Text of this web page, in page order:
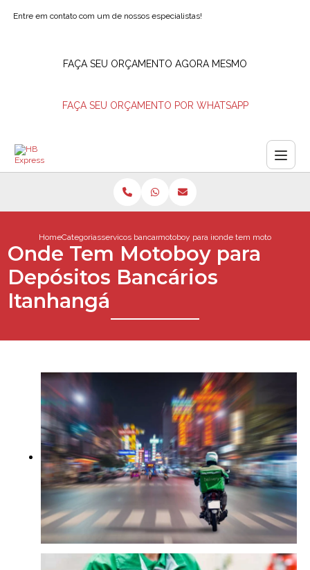
Entre em contato com um de nossos especialistas!
FAÇA SEU ORÇAMENTO AGORA MESMO
FAÇA SEU ORÇAMENTO POR WHATSAPP
HomeCategoriasservicos bancariosmotoboy para ir em agencia bancaria
onde tem motoboy para
Onde Tem Motoboy para
Depósitos Bancários
Itanhangá